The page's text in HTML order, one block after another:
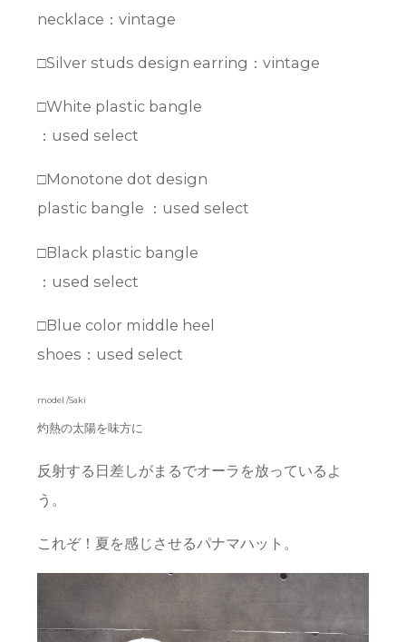
necklace：vintage
□Silver studs design earring：vintage
□White plastic bangle
：used select
□Monotone dot design
plastic bangle ：used select
□Black plastic bangle
：used select
□Blue color middle heel
shoes：used select
model /Saki
灼熱の太陽を味方に
反射する日差しがまるでオーラを放っているよ
う。
これぞ！夏を感じさせるパナマハット。